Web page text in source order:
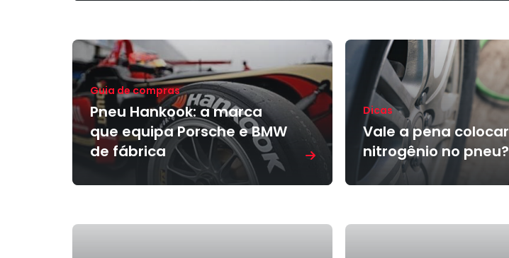
Guia de compras
Pneu Hankook: a marca
que equipa Porsche e BMW
de fábrica
Dicas
Vale a pena colocar
nitrogênio no pneu?